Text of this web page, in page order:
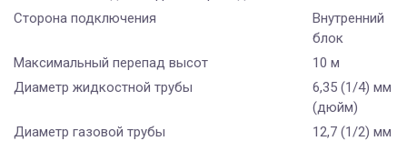
Сторона подключения
Внутренний
блок
Максимальный перепад высот
10 м
Диаметр жидкостной трубы
6,35 (1/4) мм
(дюйм)
Диаметр газовой трубы
12,7 (1/2) мм